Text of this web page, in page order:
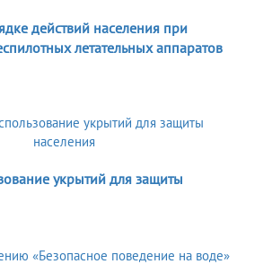
действий населения при
летательных аппаратов
укрытий для защиты